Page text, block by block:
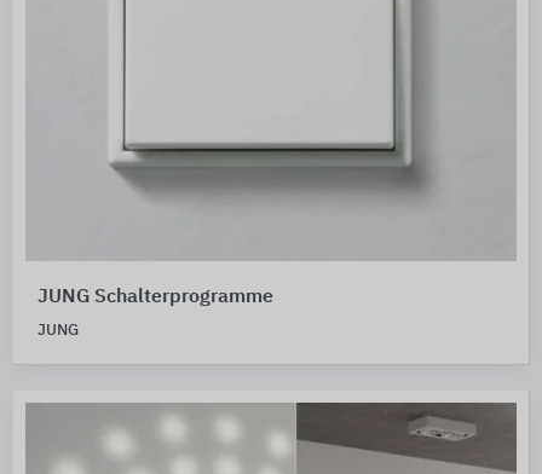
JUNG Schalterprogramme
JUNG